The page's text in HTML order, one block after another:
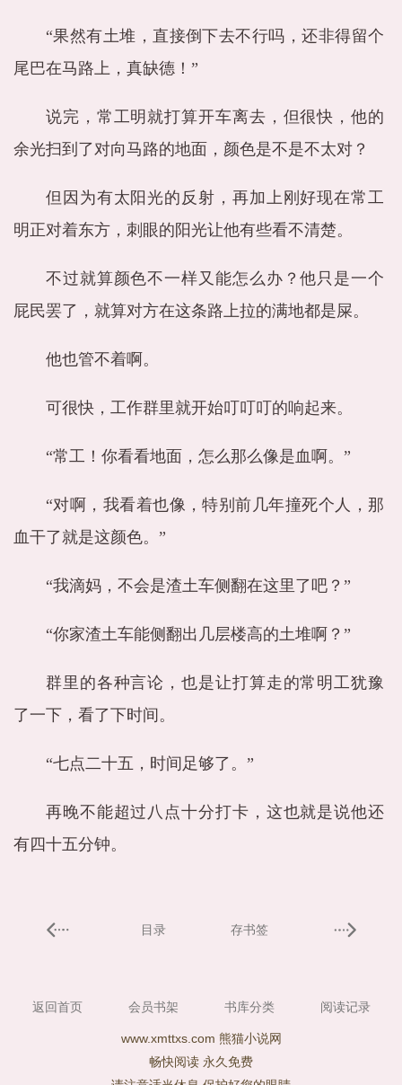
“果然有土堆，直接倒下去不行吗，还非得留个
尾巴在马路上，真缺德！”
说完，常工明就打算开车离去，但很快，他的
余光扫到了对向马路的地面，颜色是不是不太对？
但因为有太阳光的反射，再加上刚好现在常工
明正对着东方，刺眼的阳光让他有些看不清楚。
不过就算颜色不一样又能怎么办？他只是一个
屁民罢了，就算对方在这条路上拉的满地都是屎。
他也管不着啊。
可很快，工作群里就开始叮叮叮的响起来。
“常工！你看看地面，怎么那么像是血啊。”
“对啊，我看着也像，特别前几年撞死个人，那
血干了就是这颜色。”
“我滴妈，不会是渣土车侧翻在这里了吧？”
“你家渣土车能侧翻出几层楼高的土堆啊？”
群里的各种言论，也是让打算走的常明工犹豫
了一下，看了下时间。
“七点二十五，时间足够了。”
再晚不能超过八点十分打卡，这也就是说他还
有四十五分钟。
目录 存书签
返回首页 会员书架 书库分类 阅读记录
www.xmttxs.com 熊猫小说网
畅快阅读 永久免费